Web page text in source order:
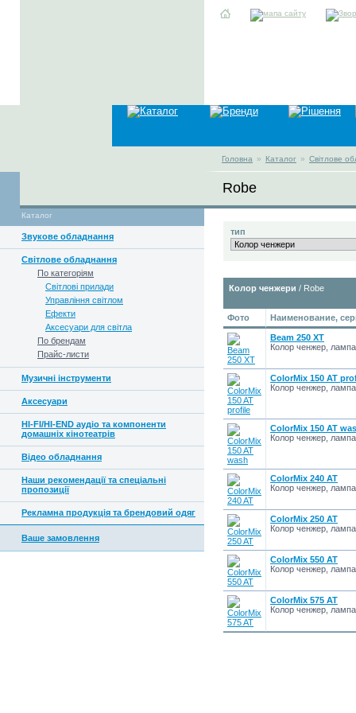
Головна » Каталог » Світлове
Robe
Каталог
Звукове обладнання
Світлове обладнання
По категоріям
Світлові прилади
Управління світлом
Ефекти
Аксесуари для світла
По брендам
Прайс-листи
Музичні інструменти
Аксесуари
HI-FI/HI-END аудіо та компоненти
домашніх кінотеатрів
Відео обладнання
Наши рекомендації та спеціальні
пропозиції
Рекламна продукція та брендовий одяг
Ваше замовлення
тип
Колор ченжери / Robe
Фото Наименование,
Beam 250 XT
Колор ченжер,
ColorMix 150 AT
Колор ченжер,
ColorMix 150 AT
Колор ченжер,
ColorMix 240 AT
Колор ченжер,
ColorMix 250 AT
Колор ченжер,
ColorMix 550 AT
Колор ченжер,
ColorMix 575 AT
Колор ченжер,